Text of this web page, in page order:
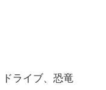
ライブ、恐竜